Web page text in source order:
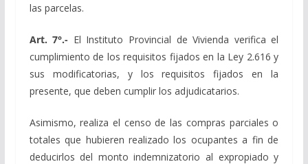
las parcelas.
Art. 7°.- El Instituto Provincial de Vivienda verifica el
cumplimiento de los requisitos fijados en la Ley 2.616 y
sus modificatorias, y los requisitos fijados en la
presente, que deben cumplir los adjudicatarios.
Asimismo, realiza el censo de las compras parciales o
totales que hubieren realizado los ocupantes a fin de
deducirlos del monto indemnizatorio al expropiado y